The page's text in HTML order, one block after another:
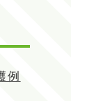
例